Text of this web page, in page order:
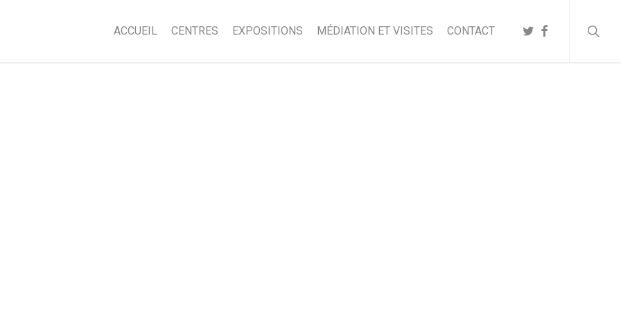
ACCUEIL CENTRES EXPOSITIONS MÉDIATION ET VISITES CONTACT TWITTER
FACEBOOK